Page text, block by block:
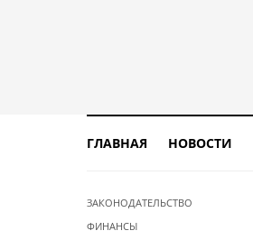
ГЛАВНАЯ НОВОСТИ
ЗАКОНОДАТЕЛЬСТВО
ФИНАНСЫ